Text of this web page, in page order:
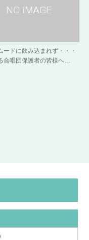
ードに飲み込まれず・・・
合唱団保護者の皆様へ…